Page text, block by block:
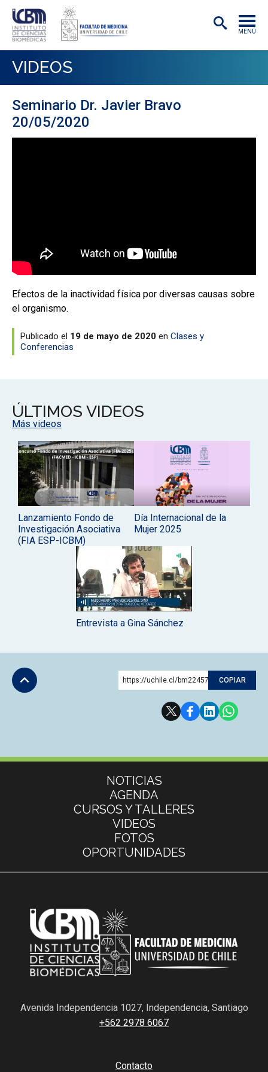
MENÚ
ACADÉMICAS/OS
INVESTIGACIÓN
PREGRADO
VIDEOS
Seminario Dr. Javier Bravo
20/05/2020
Efectos de la inactividad física por diversas causas sobre
el organismo.
Publicado el 19 de mayo de 2020 en Clases y
Conferencias
ÚLTIMOS VIDEOS
Más videos
Lanzamiento Fondo de
Investigación Asociativa
(FIA ESP-ICBM)
Día Internacional de la
Mujer 2025
Entrevista a Gina Sánchez
https://uchile.cl/bm224579 COPIAR
NOTICIAS
AGENDA
CURSOS Y TALLERES
VIDEOS
FOTOS
OPORTUNIDADES
Avenida Independencia 1027, Independencia, Santiago
+562 2978 6067
Contacto